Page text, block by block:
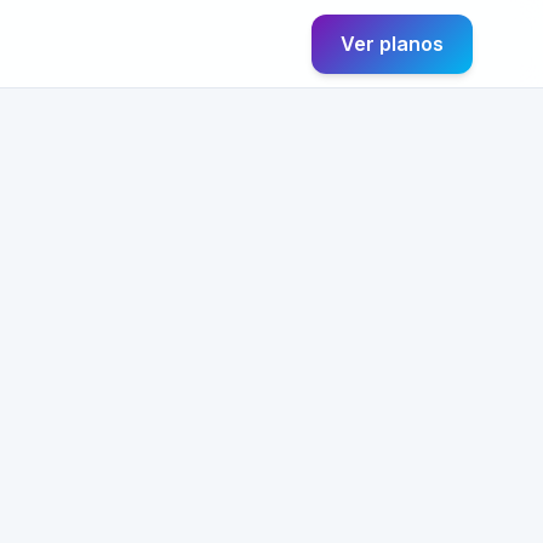
Ver planos